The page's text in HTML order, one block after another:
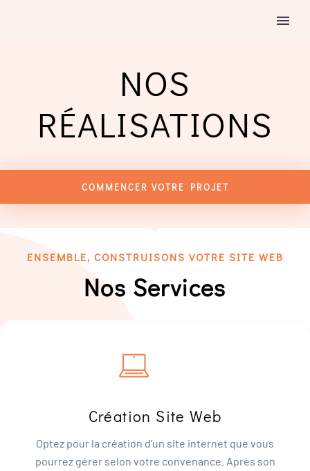
NOS
RÉALISATIONS
COMMENCER VOTRE PROJET
ENSEMBLE, CONSTRUISONS VOTRE SITE WEB
Nos Services
Création Site Web
Optez pour la création d’un site internet que vous
pourrez gérer selon votre convenance. Après son